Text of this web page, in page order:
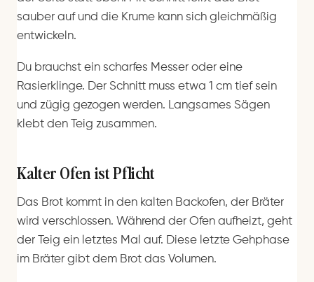
sauber auf und die Krume kann sich gleichmäßig
entwickeln.
Du brauchst ein scharfes Messer oder eine
Rasierklinge. Der Schnitt muss etwa 1 cm tief sein
und zügig gezogen werden. Langsames Sägen
klebt den Teig zusammen.
Kalter Ofen ist Pflicht
Das Brot kommt in den kalten Backofen, der Bräter
wird verschlossen. Während der Ofen aufheizt, geht
der Teig ein letztes Mal auf. Diese letzte Gehphase
im Bräter gibt dem Brot das Volumen.